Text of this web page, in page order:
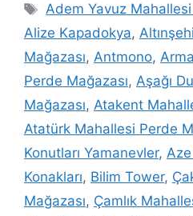
Adem Yavuz
Alize Kapadokya,
Mağazası, Antmono,
Perde Mağazası, Aşağı
Mağazası, Atakent
Atatürk Mahallesi Perde
Konutları Yamanevler,
Konakları, Bilim Tower,
Mağazası, Çamlık